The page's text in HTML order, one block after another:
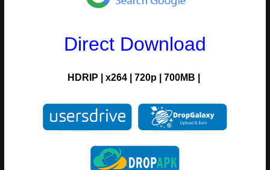
Direct Download
HDRIP x264 720p 700MB |